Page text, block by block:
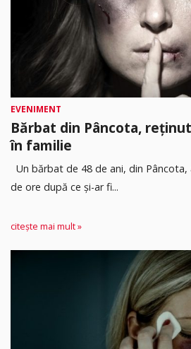
EVENIMENT
Bărbat din Pâncota,
în familie
Un bărbat de 48 de ani, din
de ore după ce și-ar fi...
citește mai mult »